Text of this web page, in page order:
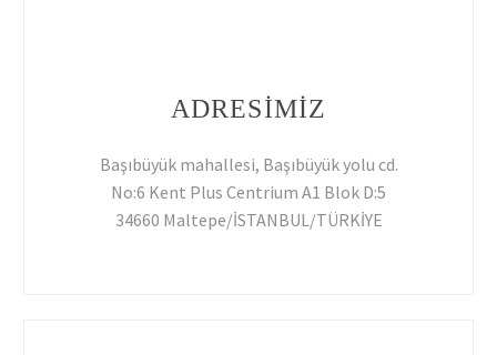
ADRESİMİZ
Başıbüyük mahallesi, Başıbüyük yolu cd.
No:6 Kent Plus Centrium A1 Blok D:5
34660 Maltepe/İSTANBUL/TÜRKİYE